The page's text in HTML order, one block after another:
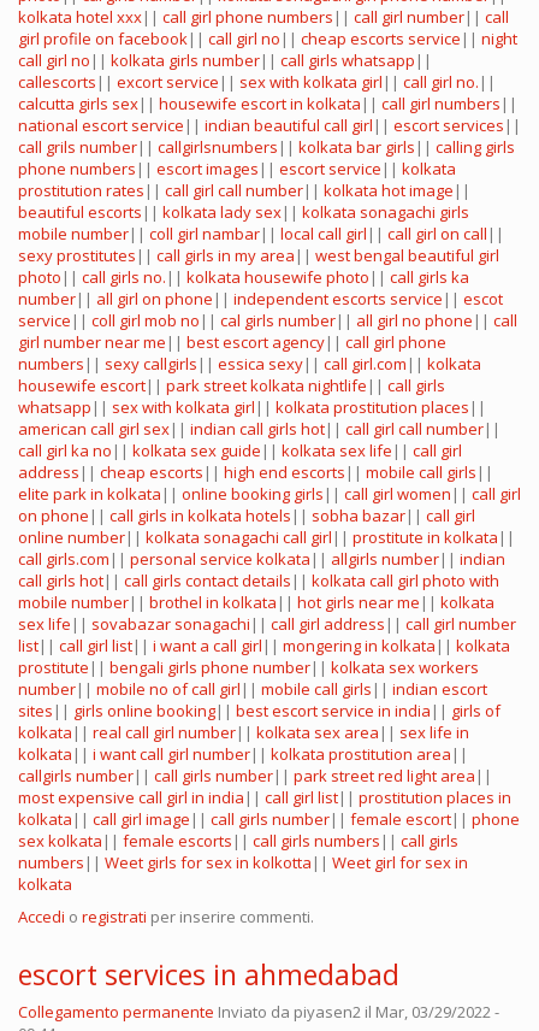
kolkata hotel xxx|| call girl phone numbers || call girl number|| call
girl profile on facebook|| call girl no || cheap escorts service || night
call girl no || kolkata girls number|| call girls whatsapp ||
callescorts || excort service || sex with kolkata girl || call girl no. ||
calcutta girls sex|| housewife escort in kolkata || call girl numbers ||
national escort service || indian beautiful call girl || escort services ||
call grils number|| callgirlsnumbers || kolkata bar girls || calling girls
phone numbers || escort images || escort service || kolkata
prostitution rates || call girl call number|| kolkata hot image ||
beautiful escorts || kolkata lady sex|| kolkata sonagachi girls
mobile number|| coll girl nambar|| local call girl || call girl on call ||
sexy prostitutes || call girls in my area || west bengal beautiful girl
photo || call girls no. || kolkata housewife photo || call girls ka
number|| all girl on phone || independent escorts service || escot
service || coll girl mob no || cal girls number|| all girl no phone || call
girl number near me || best escort agency|| call girl phone
numbers || sexy callgirls || essica sexy|| call girl.com || kolkata
housewife escort|| park street kolkata nightlife || call girls
whatsapp || sex with kolkata girl || kolkata prostitution places ||
american call girl sex|| indian call girls hot|| call girl call number||
call girl ka no || kolkata sex guide || kolkata sex life || call girl
address || cheap escorts || high end escorts || mobile call girls ||
elite park in kolkata || online booking girls || call girl women || call girl
on phone || call girls in kolkata hotels || sobha bazar|| call girl
online number|| kolkata sonagachi call girl || prostitute in kolkata ||
call girls.com || personal service kolkata || allgirls number|| indian
call girls hot|| call girls contact details || kolkata call girl photo with
mobile number|| brothel in kolkata || hot girls near me || kolkata
sex life || sovabazar sonagachi || call girl address || call girl number
list|| call girl list|| i want a call girl || mongering in kolkata || kolkata
prostitute || bengali girls phone number|| kolkata sex workers
number|| mobile no of call girl || mobile call girls || indian escort
sites || girls online booking|| best escort service in india || girls of
kolkata || real call girl number|| kolkata sex area || sex life in
kolkata || i want call girl number|| kolkata prostitution area ||
callgirls number|| call girls number|| park street red light area ||
most expensive call girl in india || call girl list|| prostitution places in
kolkata || call girl image || call girls number|| female escort|| phone
sex kolkata || female escorts || call girls numbers || call girls
numbers || Weet girls for sex in kolkotta || Weet girl for sex in
kolkata
Accedi o registrati per inserire commenti.
escort services in ahmedabad
Collegamento permanente Inviato da piyasen2 il Mar, 03/29/2022 -